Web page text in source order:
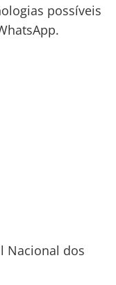
possíveis
Nacional dos